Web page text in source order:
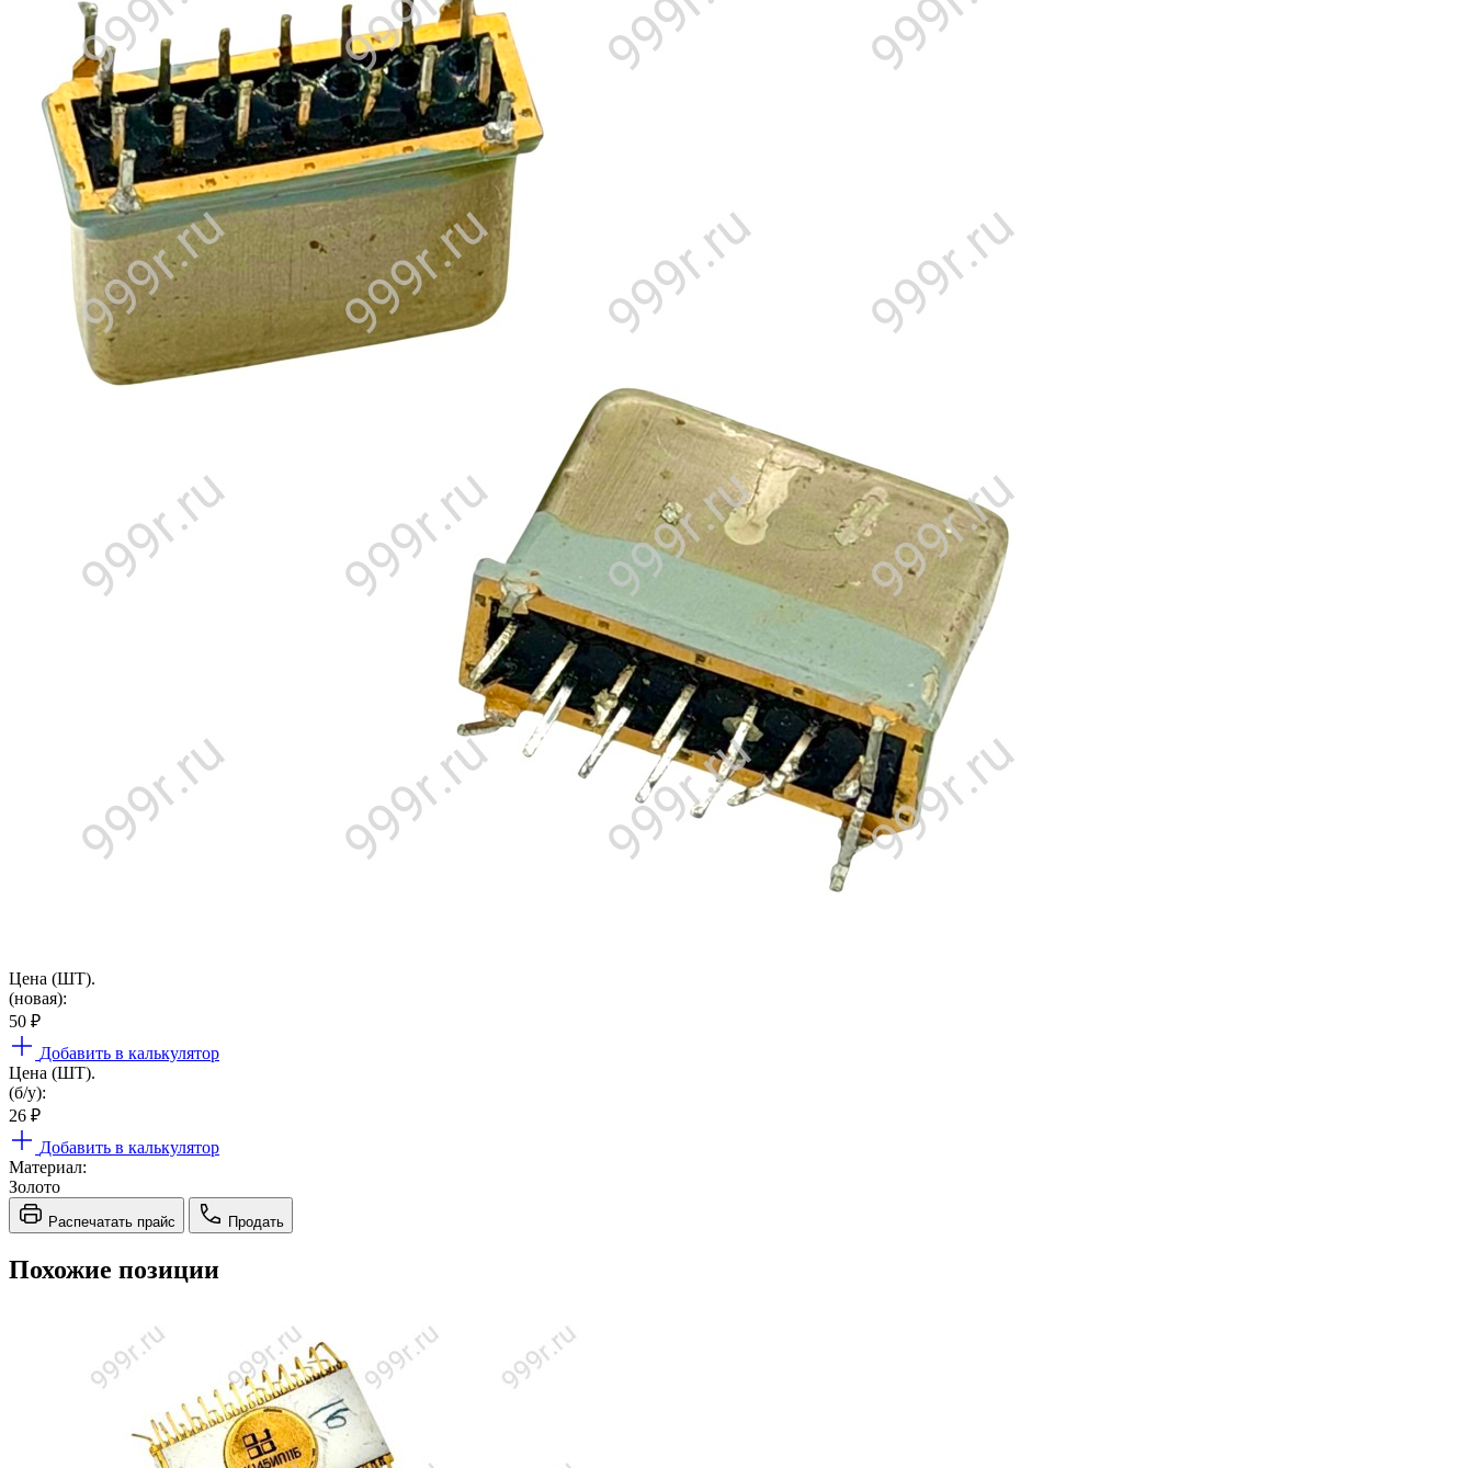
Цена (ШТ).
(новая):
50 ₽
Добавить в калькулятор
Цена (ШТ).
(б/у):
26 ₽
Добавить в калькулятор
Материал:
Золото
Распечатать прайс Продать
Похожие позиции